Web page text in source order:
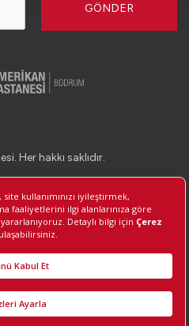
GÖNDER
Her hakkı saklıdır.